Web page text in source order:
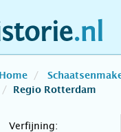
Home
Regio Rotterdam
Verfijning: